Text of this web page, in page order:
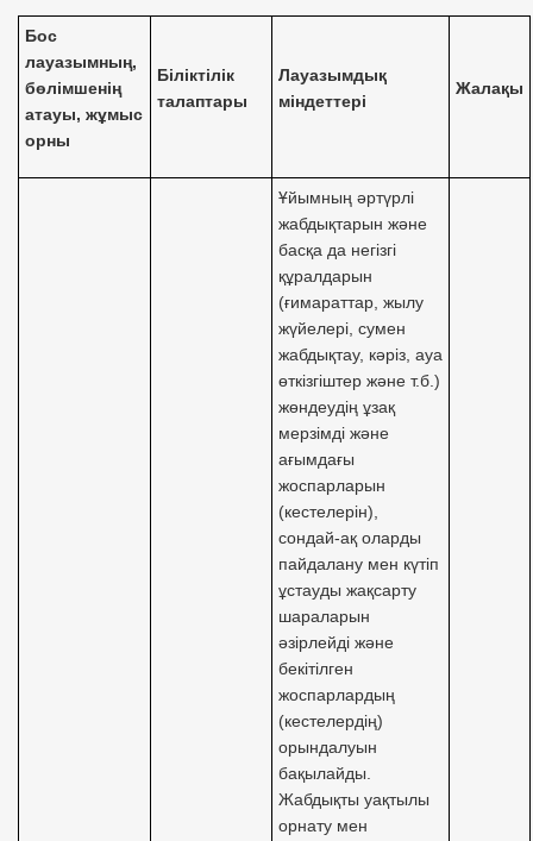
Бос
лауазымның,
бөлімшенің
атауы, жұмыс
орны
Біліктілік
талаптары
Лауазымдық
міндеттері
Жалақы
Ұйымның әртүрлі
жабдықтарын және
басқа да негізгі
құралдарын
(ғимараттар, жылу
жүйелері, сумен
жабдықтау, кәріз, ауа
өткізгіштер және т.б.)
жөндеудің ұзақ
мерзімді және
ағымдағы
жоспарларын
(кестелерін),
сондай-ақ оларды
пайдалану мен күтіп
ұстауды жақсарту
шараларын
әзірлейді және
бекітілген
жоспарлардың
(кестелердің)
орындалуын
бақылайды.
Жабдықты уақтылы
орнату мен